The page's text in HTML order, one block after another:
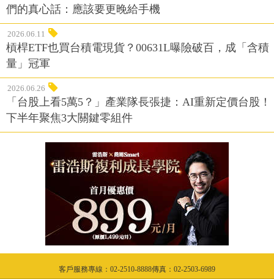
們的真心話：應該要更晚給手機
2026.06.11
槓桿ETF也買台積電現貨？00631L曝險破百，成「含積
量」冠軍
2026.06.26
「台股上看5萬5？」產業隊長張捷：AI重新定價台股！
下半年聚焦3大關鍵零組件
客戶服務專線：02-2510-8888傳真：02-2503-6989